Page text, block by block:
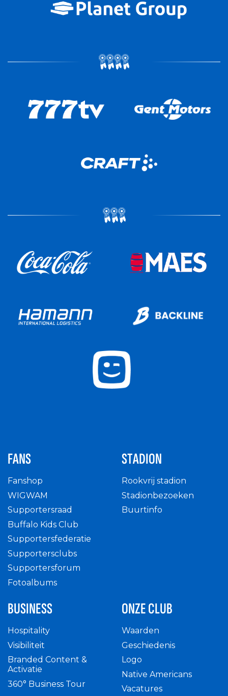
FANS
Fanshop
WIGWAM
Supportersraad
Buffalo Kids Club
Supportersfederatie
Supportersclubs
Supportersforum
Fotoalbums
STADION
Rookvrij stadion
Stadionbezoeken
Buurtinfo
BUSINESS
Hospitality
Visibiliteit
Branded Content &
Activatie
360° Business Tour
ONZE CLUB
Waarden
Geschiedenis
Logo
Native Americans
Vacatures